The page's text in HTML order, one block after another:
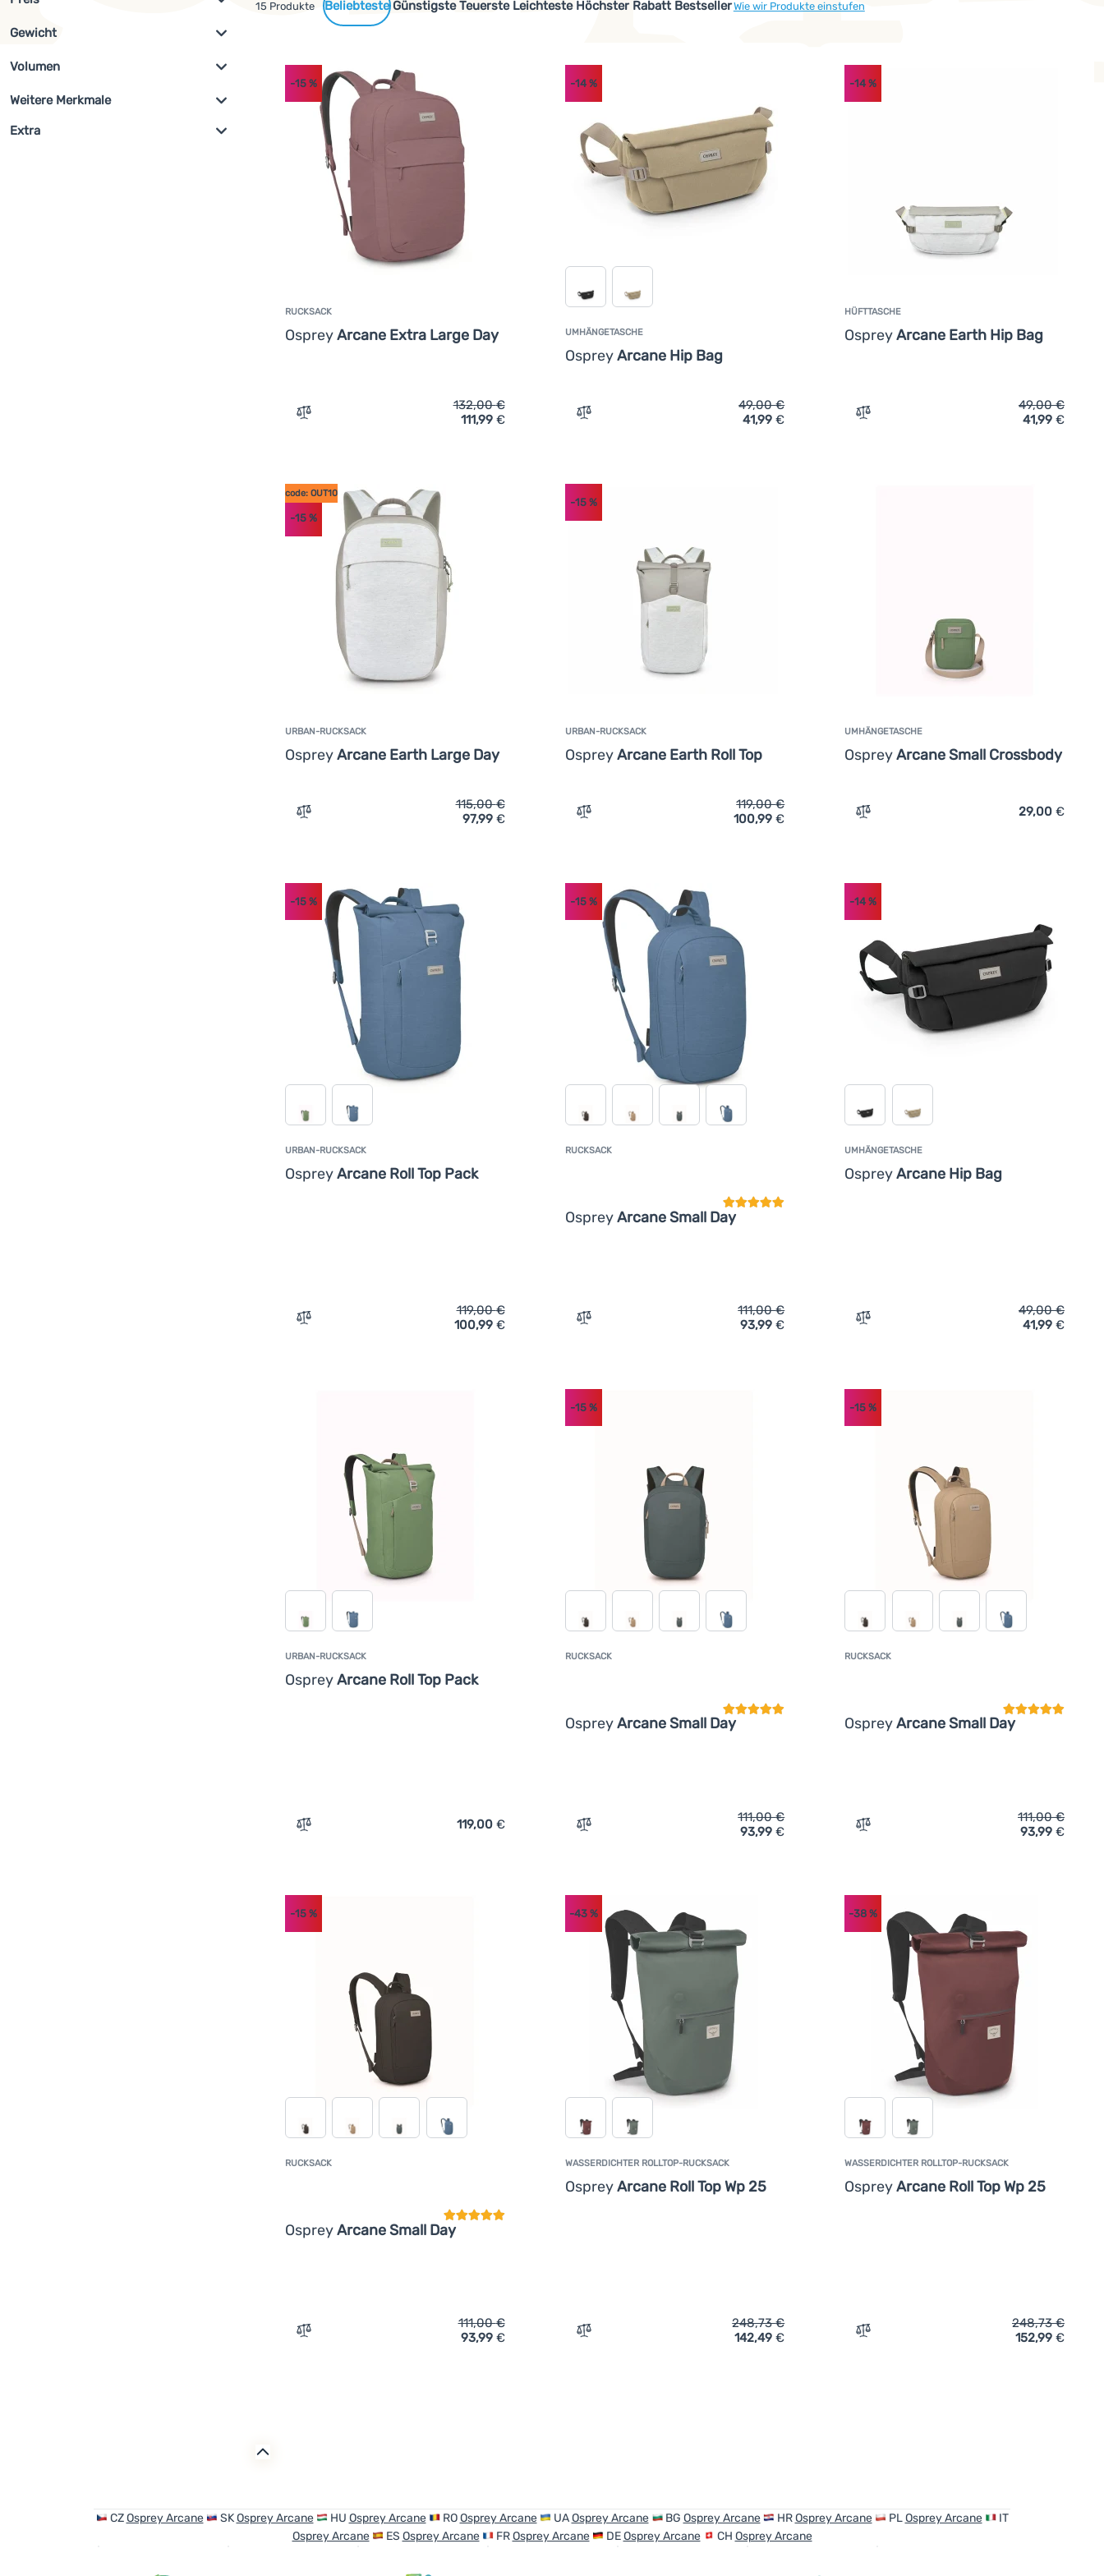
Günstigste Teuerste Leichteste Höchster Rabatt BestsellerWie wir Produkte einstufen
Gefundene Produkte
15 Produkte
Filterung anzeigen
Gewicht
az
Volumen
Weitere Merkmale
Laptop-Tasche
Extra
RUCKSACK
OspreyArcane Extra Large Day
-15%
Zum Vergleich 'Rucksack Osprey Arcane Extra Large Day' hinzufügen
132,00€
111,99 €
UMHÄNGETASCHE
OspreyArcane Hip Bag
-14%
Zum Vergleich 'Umhängetasche Osprey Arcane Hip Bag' hinzufügen
49,00€
41,99€
HÜFTTASCHE
OspreyArcane Earth Hip Bag
-14 %
Zum Vergleich 'Hüfttasche Osprey
49,00€
41,99 €
URBAN-RUCKSACK
OspreyArcane Earth Large Day
code: OUT10
-15%
Zum Vergleich 'Urban-Rucksack Osprey Arcane Earth Large Day' hinzufügen
115,00€
97,99 €
URBAN-RUCKSACK
OspreyArcane Earth Roll Top
-15%
Zum Vergleich 'Urban-Rucksack Osprey Arcane Earth Roll Top' hinzufügen
119,00€
100,99€
UMHÄNGETASCHE
OspreyArcane Small Crossbody
Zum Vergleich 'Umhängetasche Osprey
29,00 €
URBAN-RUCKSACK
OspreyArcane Roll Top Pack
-15%
Zum Vergleich 'Urban-Rucksack Osprey Arcane Roll Top Pack' hinzufügen
119,00€
100,99 €
RUCKSACK
OspreyArcane Small Day
-15%
Zum Vergleich 'Rucksack Osprey Arcane Small Day' hinzufügen
111,00€
93,99€
UMHÄNGETASCHE
OspreyArcane Hip Bag
-14 %
Zum Vergleich 'Umhängetasche Osprey
49,00€
41,99 €
URBAN-RUCKSACK
OspreyArcane Roll Top Pack
Zum Vergleich 'Urban-Rucksack Osprey Arcane Roll Top Pack' hinzufügen
119,00 €
RUCKSACK
OspreyArcane Small Day
-15%
Zum Vergleich 'Rucksack Osprey Arcane Small Day' hinzufügen
111,00€
93,99€
RUCKSACK
OspreyArcane Small Day
-15 %
Zum Vergleich 'Rucksack Osprey Arcane
111,00€
93,99 €
RUCKSACK
OspreyArcane Small Day
-15%
Zum Vergleich 'Rucksack Osprey Arcane Small Day' hinzufügen
111,00€
93,99 €
WASSERDICHTER ROLLTOP-RUCKSACK
OspreyArcane Roll Top Wp 25
-43%
Zum Vergleich 'Wasserdichter Rolltop-Rucksack Osprey Arcane Roll Top Wp 25'
248,73€
142,49€
WASSERDICHTER ROLLTOP-RUCKSACK
OspreyArcane Roll Top Wp 25
-38 %
Zum Vergleich 'Wasserdichter Rolltop-
248,73€
152,99 €
CZOsprey Arcane SKOsprey Arcane HU Osprey Arcane ROOsprey Arcane UAOsprey Arcane BG Osprey Arcane HROsprey Arcane PLOsprey Arcane
IT
Osprey Arcane
ES Osprey Arcane FROsprey Arcane DEOsprey Arcane CH Osprey Arcane